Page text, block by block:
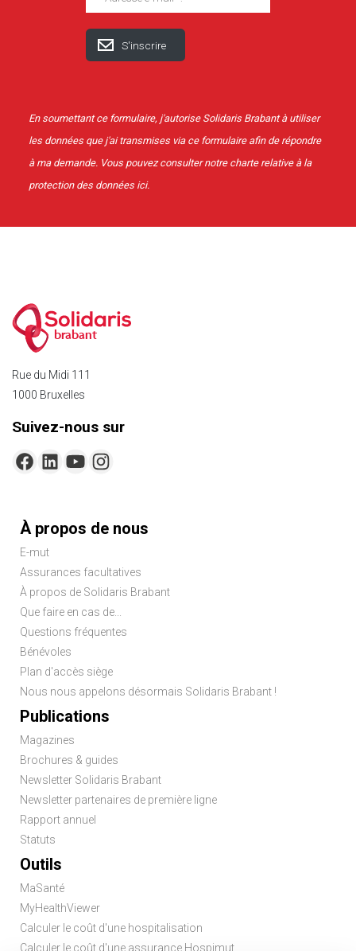
En soumettant ce formulaire, j'autorise Solidaris Brabant à utiliser
les données que j'ai transmises via ce formulaire afin de répondre
à ma demande. Vous pouvez consulter notre charte relative à la
protection des données ici.
brabant
Rue du Midi 111
1000 Bruxelles
Suivez-nous sur
Menu
Pied
de
page
À propos de nous
E-mut
Assurances facultatives
À propos de Solidaris Brabant
Que faire en cas de...
Questions fréquentes
Bénévoles
Plan d'accès siège
Nous nous appelons désormais Solidaris Brabant !
Publications
Magazines
Brochures & guides
Newsletter Solidaris Brabant
Newsletter partenaires de première ligne
Rapport annuel
Statuts
Outils
MaSanté
MyHealthViewer
Calculer le coût d'une hospitalisation
Calculer le coût d'une assurance Hospimut